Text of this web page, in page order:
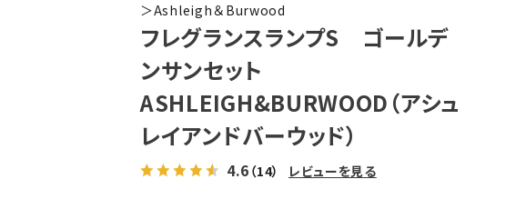
＞Ashleigh＆Burwood
フレグランスランプS ゴールデ
ンサンセット
ASHLEIGH&BURWOOD（アシュ
レイアンドバーウッド）
4.6 （14） レビューを見る